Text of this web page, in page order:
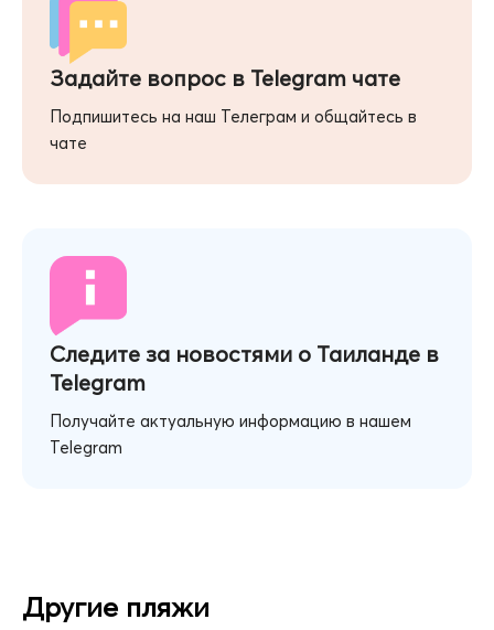
Задайте вопрос в Telegram чате
Подпишитесь на наш Телеграм и общайтесь в
чате
Следите за новостями о Таиланде в
Telegram
Получайте актуальную информацию в нашем
Telegram
Другие пляжи